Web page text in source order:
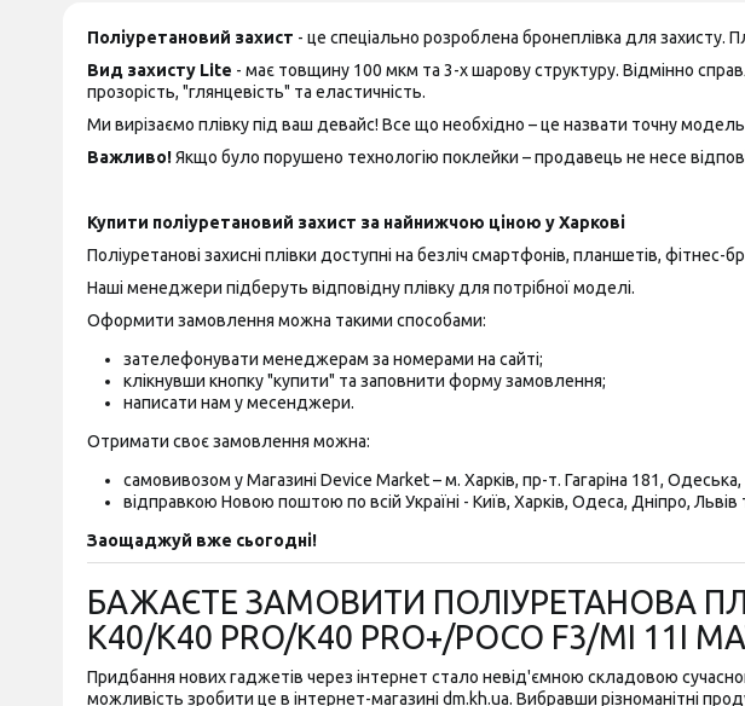
Поліуретановий захист - це спеціально розроблена бронеплівка для захисту.
Вид захисту Lite - має товщину 100 мкм та 3-х шарову структуру. Відмінно
прозорість, "глянцевість" та еластичність.
Ми вирізаємо плівку під ваш девайс! Все що необхідно – це назвати точну
Важливо!Якщо було порушено технологію поклейки – продавець не несе
Купити поліуретановий захист за найнижчою ціною у Харкові
Поліуретанові захисні плівки доступні на безліч смартфонів, планшетів,
Наші менеджери підберуть відповідну плівку для потрібної моделі.
Оформити замовлення можна такими способами:
зателефонувати менеджерам за номерами на сайті;
клікнувши кнопку "купити" та заповнити форму замовлення;
написати нам у месенджери.
Отримати своє замовлення можна:
самовивозом у Магазині Device Market – м. Харків, пр-т. Гагаріна 181,
відправкою Новою поштою по всій Україні - Київ, Харків, Одеса, Дніпро, Львів
Заощаджуй вже сьогодні!
БАЖАЄТЕ ЗАМОВИТИ ПОЛІУРЕТАНОВА
K40/K40 PRO/K40 PRO+/POCO F3/MI
Придбання нових гаджетів через інтернет стало невід'ємною складовою
можливість зробити це в інтернет-магазині dm.kh.ua. Вибравши різноманітні